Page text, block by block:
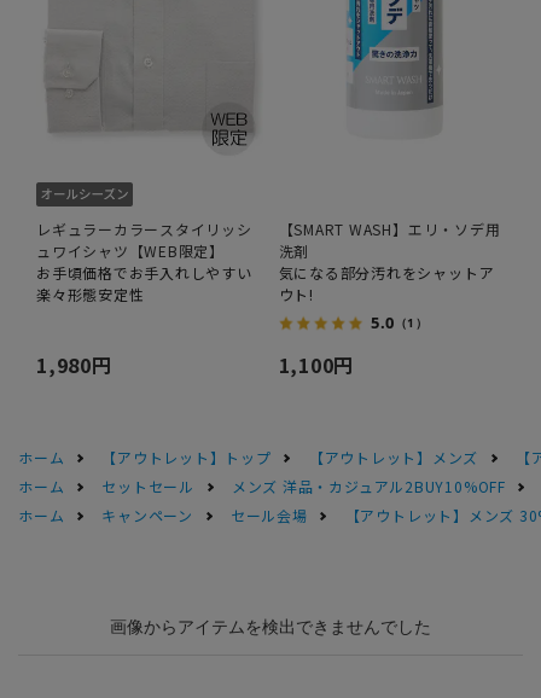
レギュラーカラースタイリッシ
ュワイシャツ【WEB限定】
お手頃価格でお手入れしやすい
楽々形態安定性
1,980円
【SMART WASH】エリ・ソデ用
洗剤
気になる部分汚れをシャットア
ウト!
5.0 （1）
1,100円
ホーム 【アウトレット】トップ 【アウトレット】メンズ
ホーム
セットセール
メンズ 洋品・カジュアル2BUY10%OFF
ホーム
キャンペーン セール会場 【アウトレット】メンズ